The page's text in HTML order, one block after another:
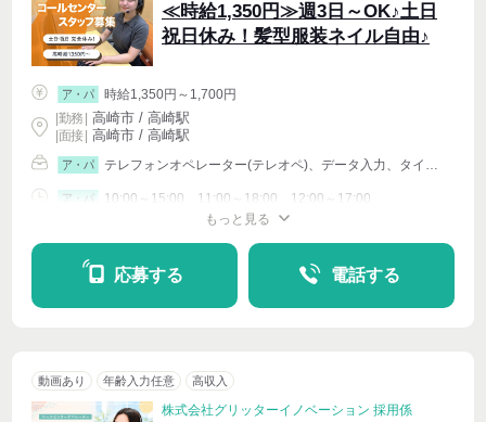
≪時給1,350円≫週3日～OK♪土日
祝日休み！髪型服装ネイル自由♪
ア・パ
時給1,350円～1,700円
|勤務 高崎市 / 高崎駅
| 面接 | 高崎市 / 高崎駅
ア・パ テレフォンオペレーター(テレオペ)、データ入力、タイピング(PC・パソコン・インターネット)、イベントその他
ア・パ 10:00～15:00、11:00～18:00、12:00～17:00
もっと見る
応募する 電話する
動画あり 年齢入力任意 高収入
株式会社グリッターイノベーション 採用係